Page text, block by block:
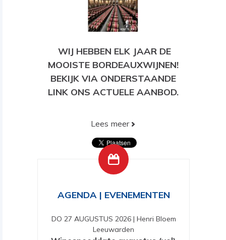
WIJ HEBBEN ELK JAAR DE
MOOISTE BORDEAUXWIJNEN!
BEKIJK VIA ONDERSTAANDE
LINK ONS ACTUELE AANBOD.
AANBOD!
Lees meer
AGENDA | EVENEMENTEN
DO 27 AUGUSTUS 2026| Henri Bloem
Leeuwarden